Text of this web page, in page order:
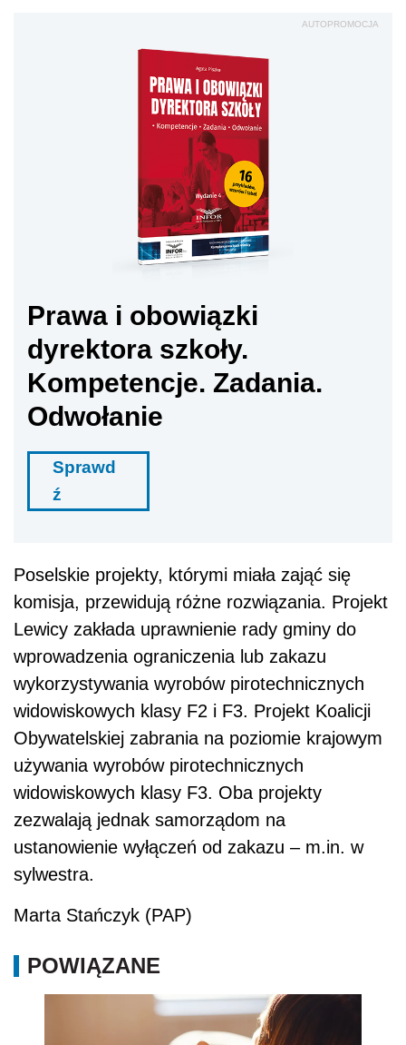
AUTOPROMOCJA
Prawa i obowiązki
dyrektora szkoły.
Kompetencje. Zadania.
Odwołanie
Sprawd
ź
Poselskie projekty, którymi miała zająć się
komisja, przewidują różne rozwiązania. Projekt
Lewicy zakłada uprawnienie rady gminy do
wprowadzenia ograniczenia lub zakazu
wykorzystywania wyrobów pirotechnicznych
widowiskowych klasy F2 i F3. Projekt Koalicji
Obywatelskiej zabrania na poziomie krajowym
używania wyrobów pirotechnicznych
widowiskowych klasy F3. Oba projekty
zezwalają jednak samorządom na
ustanowienie wyłączeń od zakazu – m.in. w
sylwestra.
Marta Stańczyk (PAP)
POWIĄZANE